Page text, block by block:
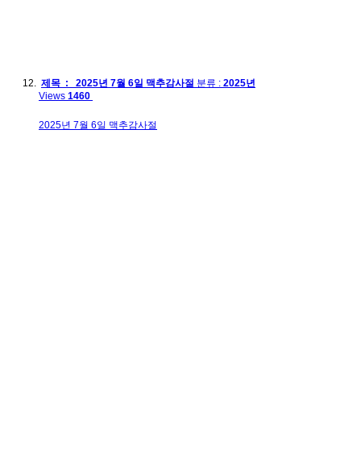
제목 : 2025년 7월 6일 맥추감사절 분류 : 2025년
Views 1460
2025년 7월 6일 맥추감사절